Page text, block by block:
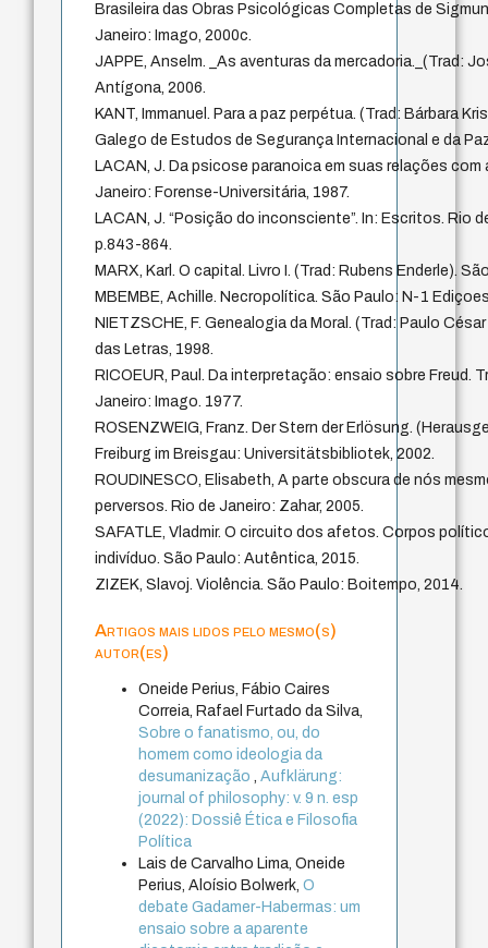
Brasileira das Obras Psicológicas Completas de
Janeiro: Imago, 2000c.
JAPPE, Anselm. _As aventuras da mercadoria._(Trad:
Antígona, 2006.
KANT, Immanuel. Para a paz perpétua. (Trad: Bárbara
Galego de Estudos de Segurança Internacional e da
LACAN, J. Da psicose paranoica em suas relações com
Janeiro: Forense-Universitária, 1987.
LACAN, J. “Posição do inconsciente”. In: Escritos. Rio
p.843-864.
MARX, Karl. O capital. Livro I. (Trad: Rubens Enderle).
MBEMBE, Achille. Necropolítica. São Paulo: N-1
NIETZSCHE, F. Genealogia da Moral. (Trad: Paulo
das Letras, 1998.
RICOEUR, Paul. Da interpretação: ensaio sobre Freud.
Janeiro: Imago. 1977.
ROSENZWEIG, Franz. Der Stern der Erlösung.
Freiburg im Breisgau: Universitätsbibliotek, 2002.
ROUDINESCO, Elisabeth, A parte obscura de nós
perversos. Rio de Janeiro: Zahar, 2005.
SAFATLE, Vladmir. O circuito dos afetos. Corpos
indivíduo. São Paulo: Autêntica, 2015.
ZIZEK, Slavoj. Violência. São Paulo: Boitempo, 2014.
Artigos mais lidos pelo mesmo(s)
autor(es)
Oneide Perius, Fábio Caires
Correia, Rafael Furtado da Silva,
Sobre o fanatismo, ou, do
homem como ideologia da
desumanização,Aufklärung:
journal of philosophy: v. 9 n. esp
(2022): Dossiê Ética e Filosofia
Política
Lais de Carvalho Lima, Oneide
Perius, Aloísio Bolwerk,O
debate Gadamer-Habermas: um
ensaio sobre a aparente